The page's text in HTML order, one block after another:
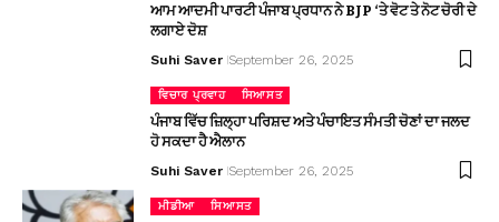
ਆਮ ਆਦਮੀ ਪਾਰਟੀ ਪੰਜਾਬ ਪ੍ਰਧਾਨ ਨੇ BJP ‘ਤੇ ਵੋਟ ਤੇ ਨੋਟ ਚੋਰੀ ਦੇ
ਲਗਾਏ ਦੋਸ਼
Suhi Saver September 26, 2025
ਵਿਚਾਰ ਪ੍ਰਵਾਹ ਸਿਆਸਤ
ਪੰਜਾਬ ਵਿੱਚ ਜ਼ਿਲ੍ਹਾ ਪਰਿਸ਼ਦ ਅਤੇ ਪੰਚਾਇਤ ਸੰਮਤੀ ਚੋਣਾਂ ਦਾ ਜਲਦ
ਹੋ ਸਕਦਾ ਹੈ ਐਲਾਨ
Suhi Saver September 26, 2025
ਮੀਡੀਆ ਸਿਆਸਤ